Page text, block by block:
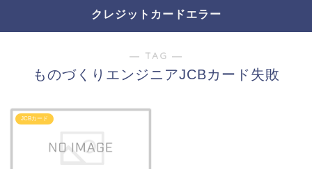
クレジットカードエラー
― TAG ―
ものづくりエンジニアJCBカード失敗
JCBカード